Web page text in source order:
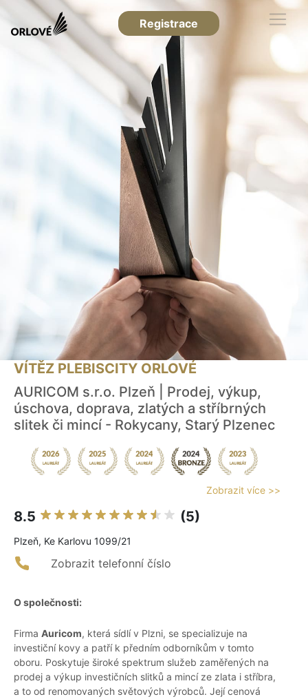
Registrace
VÍTĚZ PLEBISCITY ORLOVÉ
AURICOM s.r.o. Plzeň | Prodej, výkup,
úschova, doprava, zlatých a stříbrných
slitek či mincí - Rokycany, Starý Plzenec
Zobrazit více >>
8.5 (5)
Plzeň, Ke Karlovu 1099/21
Zobrazit telefonní číslo
O společnosti:
Firma Auricom, která sídlí v Plzni, se specializuje na
investiční kovy a patří k předním odborníkům v tomto
oboru. Poskytuje široké spektrum služeb zaměřených na
prodej a výkup investičních slitků a mincí ze zlata i stříbra,
a to od renomovaných světových výrobců. Její cenová